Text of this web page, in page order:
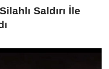
Saldırı İle